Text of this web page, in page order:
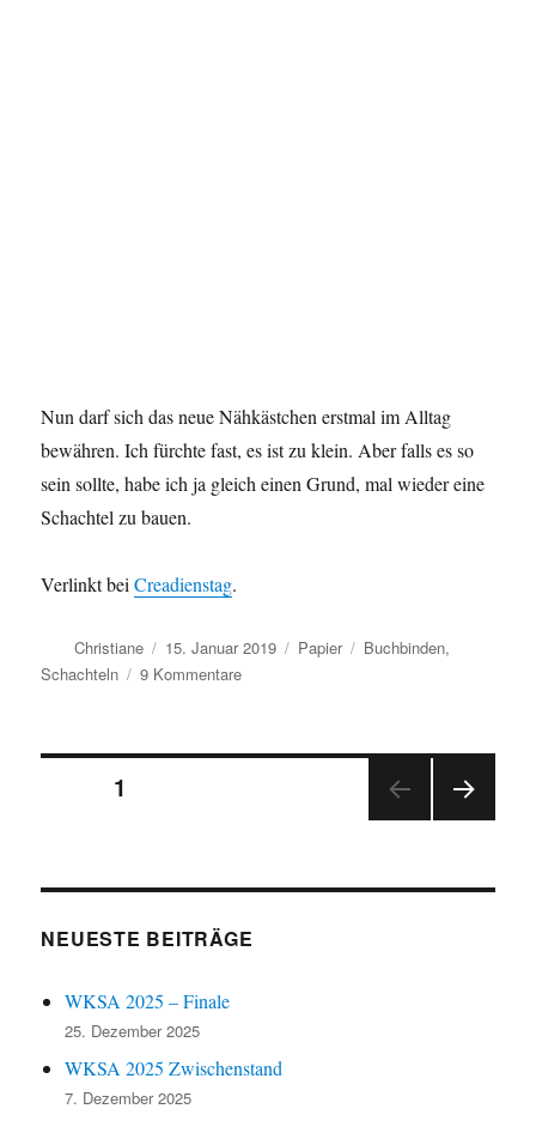
Nun darf sich das neue Nähkästchen erstmal im Alltag
bewähren. Ich fürchte fast, es ist zu klein. Aber falls es so
sein sollte, habe ich ja gleich einen Grund, mal wieder eine
Schachtel zu bauen.
Verlinkt beiCreadienstag.
Autor
Christiane
Veröffentlicht
am
15. Januar 2019 Kategorien
Papier Schlagwörter
Buchbinden,
Schachteln
9 Kommentarezu
Seitennummerierung
Beiträge
1
E
NEUESTE BEITRÄGE
WKSA 2025 – Finale
25. Dezember 2025
WKSA 2025 Zwischenstand
7. Dezember 2025